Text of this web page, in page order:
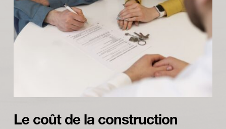
Le coût de la construction